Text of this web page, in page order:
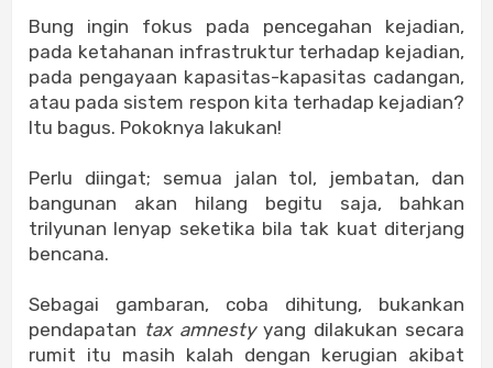
Bung ingin fokus pada pencegahan kejadian,
pada ketahanan infrastruktur terhadap kejadian,
pada pengayaan kapasitas-kapasitas cadangan,
atau pada sistem respon kita terhadap kejadian?
Itu bagus. Pokoknya lakukan!
Perlu diingat; semua jalan tol, jembatan, dan
bangunan akan hilang begitu saja, bahkan
trilyunan lenyap seketika bila tak kuat diterjang
bencana.
Sebagai gambaran, coba dihitung, bukankan
pendapatan tax amnestyyang dilakukan secara
rumit itu masih kalah dengan kerugian akibat